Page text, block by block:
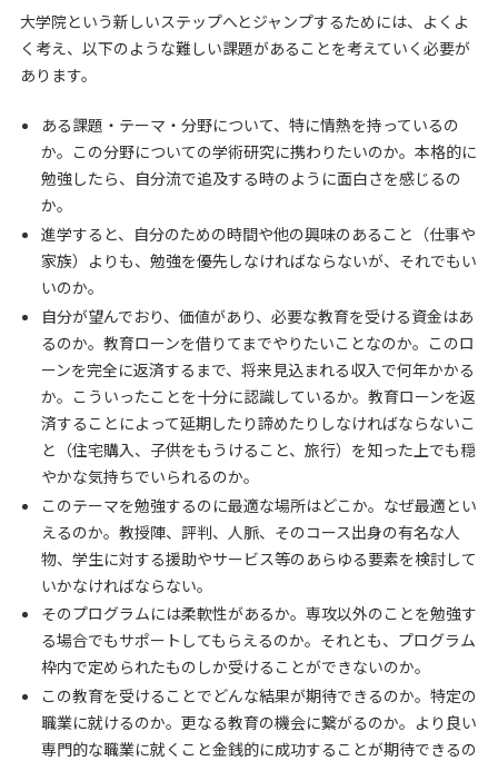
大学院という新しいステップへとジャンプするためには、よくよ
く考え、以下のような難しい課題があることを考えていく必要が
あります。
ある課題・テーマ・分野について、特に情熱を持っているの
か。この分野についての学術研究に携わりたいのか。本格的に
勉強したら、自分流で追及する時のように面白さを感じるの
か。
進学すると、自分のための時間や他の興味のあること（仕事や
家族）よりも、勉強を優先しなければならないが、それでもい
いのか。
自分が望んでおり、価値があり、必要な教育を受ける資金はあ
るのか。教育ローンを借りてまでやりたいことなのか。このロ
ーンを完全に返済するまで、将来見込まれる収入で何年かかる
か。こういったことを十分に認識しているか。教育ローンを返
済することによって延期したり諦めたりしなければならないこ
と（住宅購入、子供をもうけること、旅行）を知った上でも穏
やかな気持ちでいられるのか。
このテーマを勉強するのに最適な場所はどこか。なぜ最適とい
えるのか。教授陣、評判、人脈、そのコース出身の有名な人
物、学生に対する援助やサービス等のあらゆる要素を検討して
いかなければならない。
そのプログラムには柔軟性があるか。専攻以外のことを勉強す
る場合でもサポートしてもらえるのか。それとも、プログラム
枠内で定められたものしか受けることができないのか。
この教育を受けることでどんな結果が期待できるのか。特定の
職業に就けるのか。更なる教育の機会に繋がるのか。より良い
専門的な職業に就くこと金銭的に成功することが期待できるの